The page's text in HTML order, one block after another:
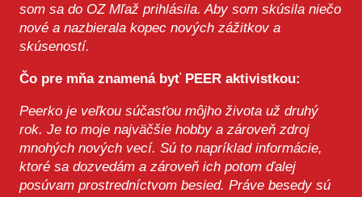
som sa do OZ Mľaž prihlásila. Aby som skúsila niečo
nové a nazbierala kopec nových zážitkov a
skúseností.
Čo pre mňa znamená byť PEER aktivistkou:
Peerko je veľkou súčasťou môjho života už druhý
rok. Je to moje najväčšie hobby a zároveň zdroj
mnohých nových vecí. Sú to napríklad informácie,
ktoré sa dozvedám a zároveň ich potom ďalej
posúvam prostredníctvom besied. Práve besedy sú